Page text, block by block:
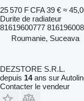
25 570 F CFA 39 € ≈
Durite de radiateur
81619600777
Roumanie, Suceava
DEZSTORE S.R.L.
depuis 14ans sur
Contacter le vendeur